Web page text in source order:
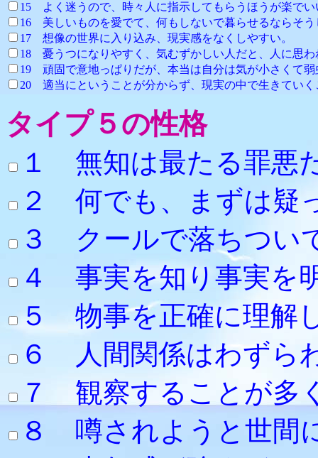
15 よく迷うので、時々人に指示してもらうほう
16 美しいものを愛でて、何もしないで暮らせるならそう
17 想像の世界に入り込み、現実感
18 憂うつになりやすく、気むずかしい人だと、
19 頑固で意地っぱりだが、本当は自分は気が小さくて弱
20 適当にということが分からず、現実の中で生きていく
タイプ５の性格
１ 無知は最たる罪悪
２ 何でも、
３ クールで落ち
４ 事実を知り事実
５ 物事を正確に
６ 人間関係はわずら
７ 観察すること
８ 噂されようと